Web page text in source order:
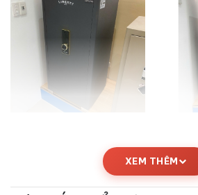
Kích thước Két sắt
App Wifi chính hãng
Thông số kích thước chi tiết củaKét
XEM THÊM